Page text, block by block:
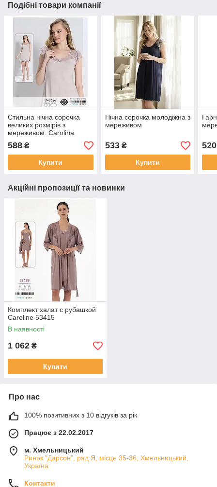
Подібні товари компанії
Стильна нічна сорочка
великих розмірів з
мереживом. Carolina
588 ₴
Купити
Нічна сорочка молодіжна з
мереживом
533₴
Купити
520
Акційні пропозиції та новинки
Комплект халат с рубашкой
Caroline 53415
В наявності
1 062 ₴
Купити
Про нас
100% позитивних з 10 відгуків за рік
Працює з 22.02.2017
м. Хмельницький
Ринок "Дарсон", ряд Я, місце 35-36, Хмельницький,
Україна
Контакти